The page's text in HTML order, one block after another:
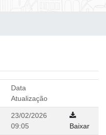
Data
Atualização
23/02/2026
09:05
Baixar